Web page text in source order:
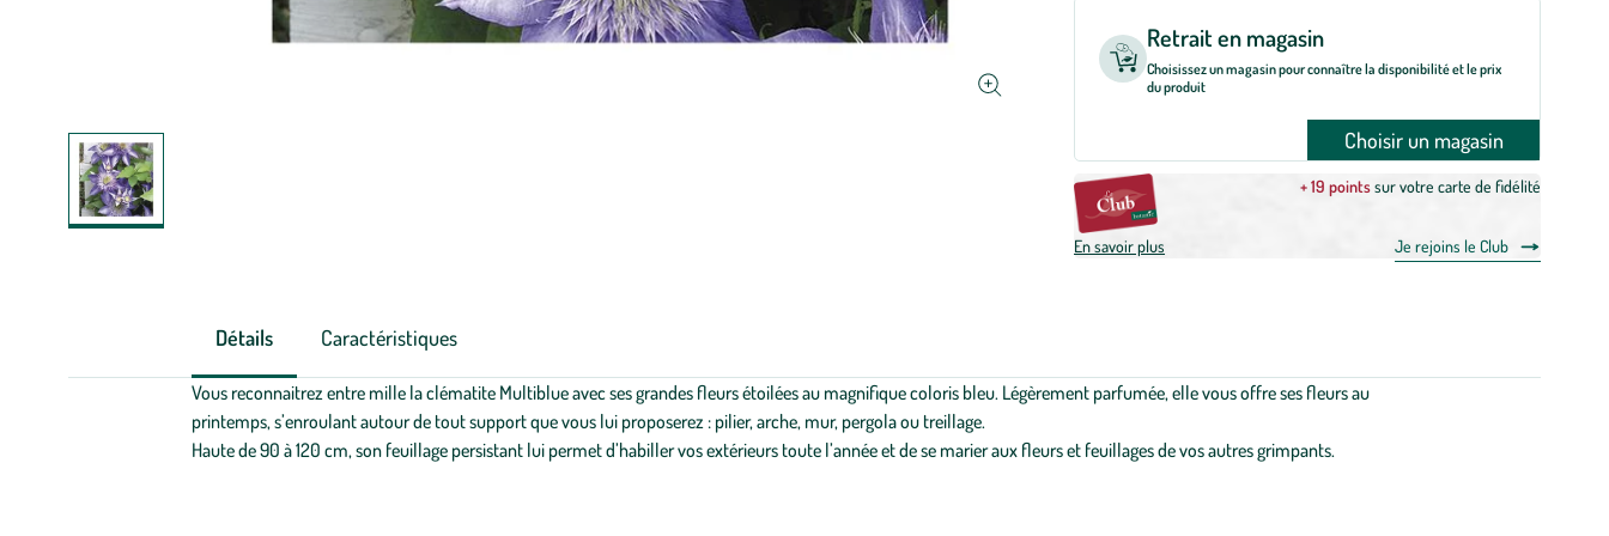
Afficher
Retrait en magasin
Choisissez un magasin pour connaître la disponibilité et le prix
du produit
Choisir un magasin
+ 19 pointssur votre carte de fidélité
En savoir plus Je rejoins le Club
Détails Caractéristiques
Vous reconnaitrez entre mille la clématite Multiblue avec ses grandes fleurs étoilées au magnifique coloris bleu. Légèrement parfumée, elle vous offre ses fleurs au
printemps, s’enroulant autour de tout support que vous lui proposerez : pilier, arche, mur, pergola ou treillage.
Haute de 90 à 120 cm, son feuillage persistant lui permet d’habiller vos extérieurs toute l’année et de se marier aux fleurs et feuillages de vos autres grimpants.